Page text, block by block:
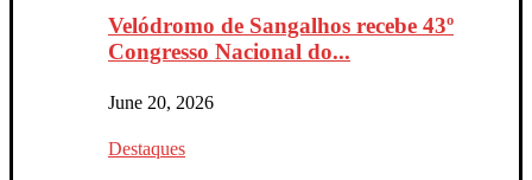
Velódromo de Sangalhos recebe 43º
Congresso Nacional do...
June 20, 2026
Destaques